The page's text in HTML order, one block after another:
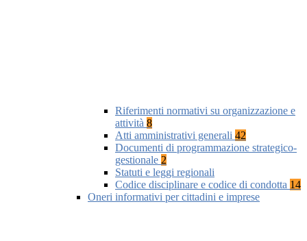
Riferimenti normativi su organizzazione e
attività 8
Atti amministrativi generali 42
Documenti di programmazione strategico-
gestionale 2
Statuti e leggi regionali
Codice disciplinare e codice di condotta 14
Oneri informativi per cittadini e imprese